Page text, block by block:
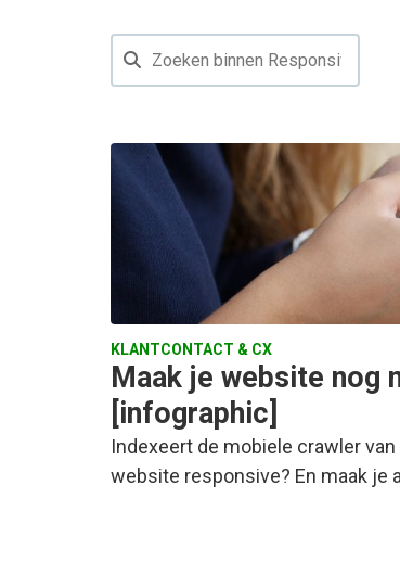
KLANTCONTACT & CX
Maak je website nog
[infographic]
Indexeert de mobiele crawler
website responsive? En maak je